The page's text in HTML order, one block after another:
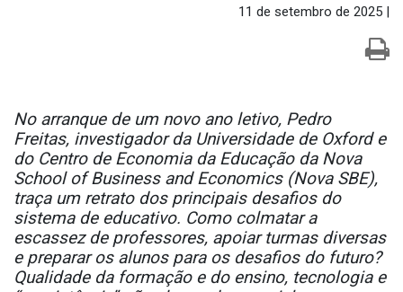
11 de setembro de 2025 |
No arranque de um novo ano letivo, Pedro
Freitas, investigador da Universidade de Oxford e
do Centro de Economia da Educação da Nova
School of Business and Economics (Nova SBE),
traça um retrato dos principais desafios do
sistema de educativo. Como colmatar a
escassez de professores, apoiar turmas diversas
e preparar os alunos para os desafios do futuro?
Qualidade da formação e do ensino, tecnologia e